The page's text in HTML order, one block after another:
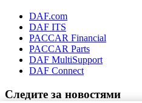
DAF.com
DAF ITS
PACCAR Financial
PACCAR Parts
DAF MultiSupport
DAF Connect
Следите за новостями